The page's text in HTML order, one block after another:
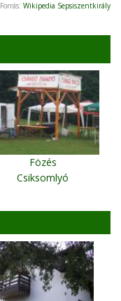
Forrás: Wikipedia Sepsiszentkirály
Fözés
Csiksomlyó